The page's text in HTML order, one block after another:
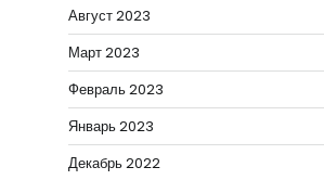
Август 2023
Март 2023
Февраль 2023
Январь 2023
Декабрь 2022